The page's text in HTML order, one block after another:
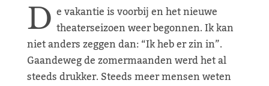
D e vakantie is voorbij en het nieuwe
theaterseizoen weer begonnen. Ik kan
niet anders zeggen dan: “Ik heb er zin in”.
Gaandeweg de zomermaanden werd het al
steeds drukker. Steeds meer mensen weten